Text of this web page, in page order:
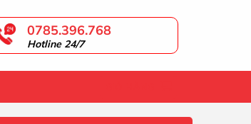
0785.396.768
Hotline 24/7